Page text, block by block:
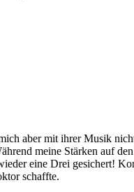
aber mit ihrer Musik
meine Stärken auf
eine Drei gesichert!
schaffte.